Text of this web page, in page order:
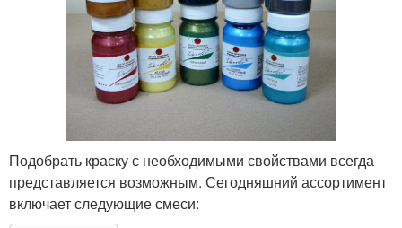
Подобрать краску с необходимыми свойствами всегда
представляется возможным. Сегодняшний ассортимент
включает следующие смеси: